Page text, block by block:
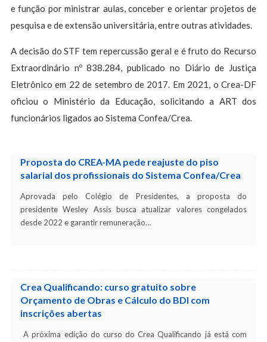
e função por ministrar aulas, conceber e orientar projetos de
pesquisa e de extensão universitária, entre outras atividades.
A decisão do STF tem repercussão geral e é fruto do Recurso
Extraordinário nº 838.284, publicado no Diário de Justiça
Eletrônico em 22 de setembro de 2017. Em 2021, o Crea-DF
oficiou o Ministério da Educação, solicitando a ART dos
funcionários ligados ao Sistema Confea/Crea.
Proposta do CREA-MA pede reajuste do piso
salarial dos profissionais do Sistema Confea/Crea
Aprovada pelo Colégio de Presidentes, a proposta do
presidente Wesley Assis busca atualizar valores congelados
desde 2022 e garantir remuneração…
Crea Qualificando: curso gratuito sobre
Orçamento de Obras e Cálculo do BDI com
inscrições abertas
A próxima edição do curso do Crea Qualificando já está com